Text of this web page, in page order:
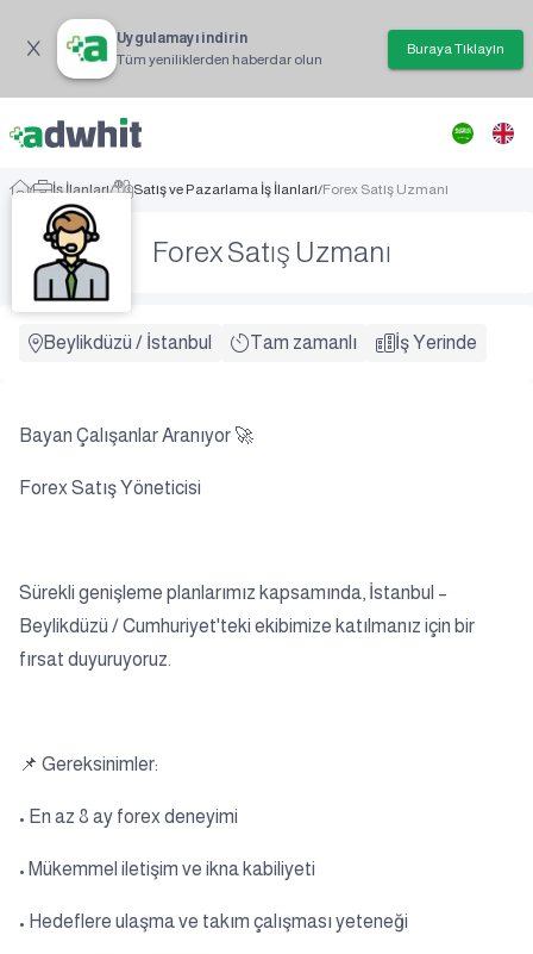
Uygulamayı indirin
Tüm yeniliklerden haberdar olun
Buraya Tıklayın
/ İş İlanları/ Satış ve Pazarlama İş İlanları/Forex Satış Uzmanı
Forex Satış Uzmanı
Beylikdüzü / İstanbul Tam zamanlı İş Yerinde
Bayan Çalışanlar Aranıyor 🚀
Forex Satış Yöneticisi
Sürekli genişleme planlarımız kapsamında, İstanbul –
Beylikdüzü / Cumhuriyet'teki ekibimize katılmanız için bir
fırsat duyuruyoruz.
📌 Gereksinimler:
• En az 8 ay forex deneyimi
• Mükemmel iletişim ve ikna kabiliyeti
• Hedeflere ulaşma ve takım çalışması yeteneği